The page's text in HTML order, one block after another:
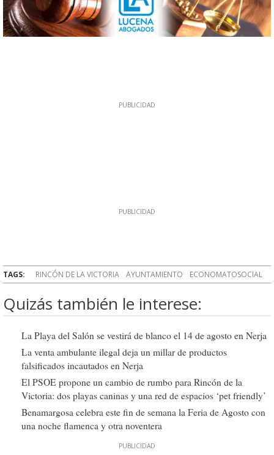
TAGS: RINCÓN DE LA VICTORIA AYUNTAMIENTO ECONOMATOSOCIAL
Quizás también le interese:
La Playa del Salón se vestirá de blanco el 14 de agosto en Nerja
La venta ambulante ilegal deja un millar de productos
falsificados incautados en Nerja
El PSOE propone un cambio de rumbo para Rincón de la
Victoria: dos playas caninas y una red de espacios ‘pet friendly’
Benamargosa celebra este fin de semana la Feria de Agosto con
una noche flamenca y otra noventera